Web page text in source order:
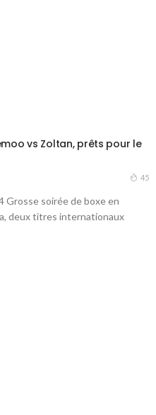
vs Zoltan, prêts pour le
45
Grosse soirée de boxe en
deux titres internationaux